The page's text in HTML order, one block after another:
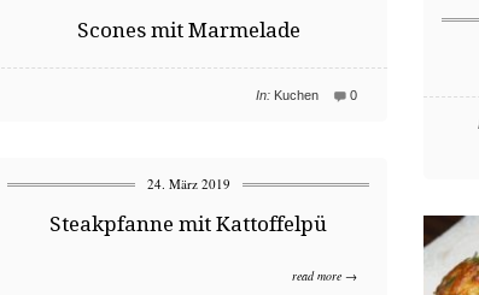
Scones mit Marmelade
0
In: Kuchen
24. März 2019
Steakpfanne mit Kattoffelpü
read more →